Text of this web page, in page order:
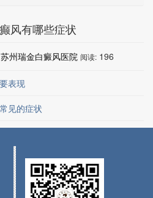
风有哪些症状
苏州瑞金白癜风医院 阅读: 196
表现
见的症状